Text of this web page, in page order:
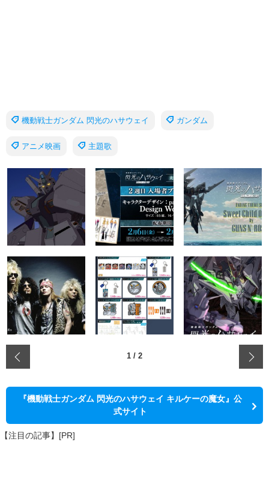
機動戦士ガンダム 閃光のハサウェイ ガンダム
アニメ映画 主題歌
1 / 2
『機動戦士ガンダム 閃光のハサウェイ キルケーの魔女』公
式サイト
【注目の記事】[PR]